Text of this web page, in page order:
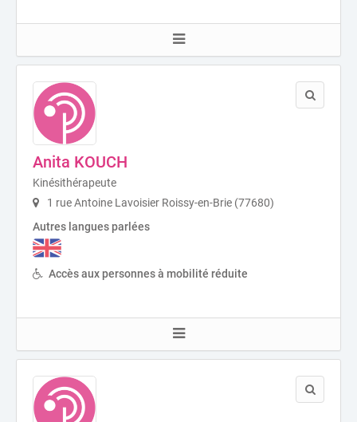
Anita KOUCH
Kinésithérapeute
1 rue Antoine Lavoisier Roissy-en-Brie (77680)
Autres langues parlées
Accès aux personnes à mobilité réduite